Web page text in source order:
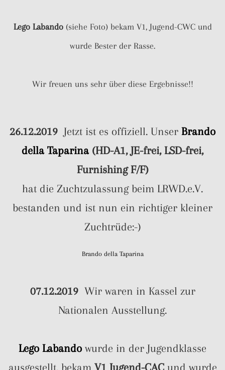
Lego Labando(siehe Foto) bekam V1, Jugend-CWC und
wurde Bester der Rasse.
Wir freuen uns sehr über diese Ergebnisse!!
26.12.2019 Jetzt ist es offiziell. Unser Brando
della Taparina (HD-A1, JE-frei, LSD-frei,
Furnishing F/F)
hat die Zuchtzulassung beim LRWD.e.V.
bestanden und ist nun ein richtiger kleiner
Zuchtrüde:-)
Brando della Taparina
07.12.2019 Wir waren in Kassel zur
Nationalen Ausstellung.
Lego Labandowurde in der Jugendklasse
ausgestellt, bekam V1 Jugend-CACund wurde